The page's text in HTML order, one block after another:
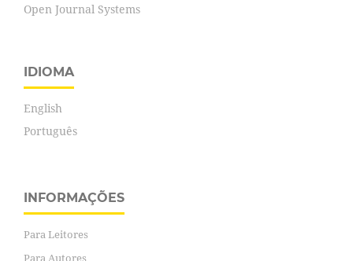
Open Journal Systems
IDIOMA
English
Português
INFORMAÇÕES
Para Leitores
Para Autores